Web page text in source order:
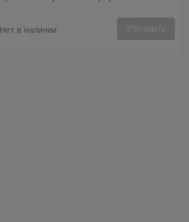
Нет в наличии Уточнить